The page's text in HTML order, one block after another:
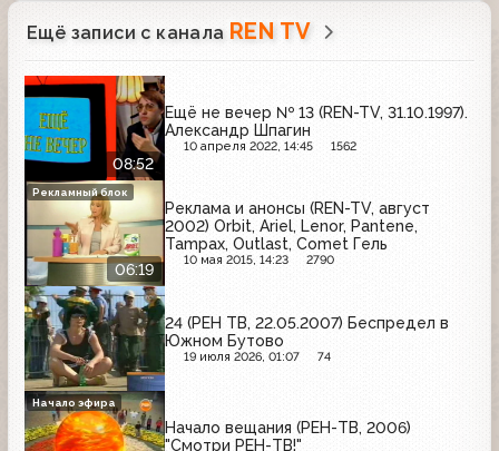
Ещё записи с канала REN TV
08:52
Ещё не вечер № 13 (REN-TV, 31.10.1997).
Александр Шпагин
10 апреля 2022, 14:45 1562
06:19
Реклама и анонсы (REN-TV, август
2002) Orbit, Ariel, Lenor, Pantene,
Tampax, Outlast, Comet Гель
10 мая 2015, 14:23 2790
Рекламный блок
24 (РЕН ТВ, 22.05.2007) Беспредел в
Южном Бутово
19 июля 2026, 01:07 74
Начало вещания (РЕН-ТВ, 2006)
"Смотри РЕН-ТВ!"
Начало эфира